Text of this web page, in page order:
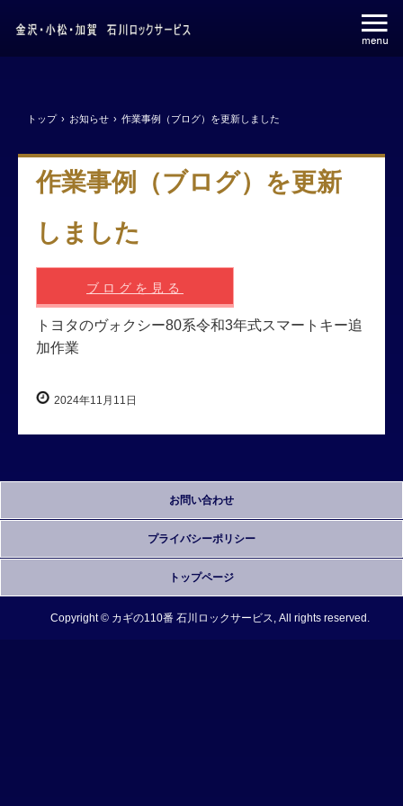
トップ › お知らせ › 作業事例（ブログ）を更新しました
作業事例（ブログ）を更新
しました
ブログを見る
トヨタのヴォクシー80系令和3年式スマートキー追
加作業
2024年11月11日
お問い合わせ
プライバシーポリシー
トップページ
Copyright © カギの110番 石川ロックサービス, All rights reserved.